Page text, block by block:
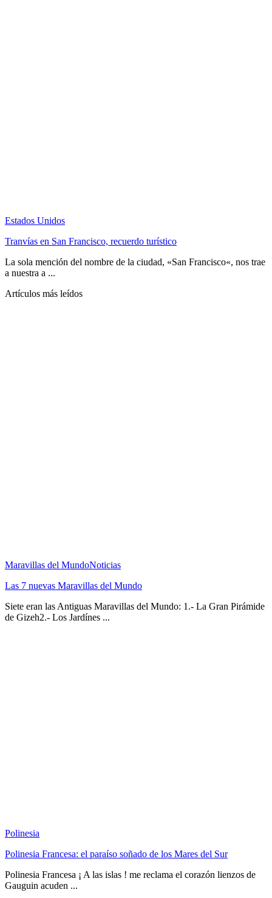
Estados Unidos
Tranvías en San Francisco, recuerdo turístico
La sola mención del nombre de la ciudad, «San Francisco«, nos trae
a nuestra a ...
Artículos más leídos
Maravillas del MundoNoticias
Las 7 nuevas Maravillas del Mundo
Siete eran las Antiguas Maravillas del Mundo: 1.- La Gran Pirámide
de Gizeh2.- Los Jardínes ...
Polinesia
Polinesia Francesa: el paraíso soñado de los Mares del Sur
Polinesia Francesa ¡ A las islas ! me reclama el corazón lienzos de
Gauguin acuden ...